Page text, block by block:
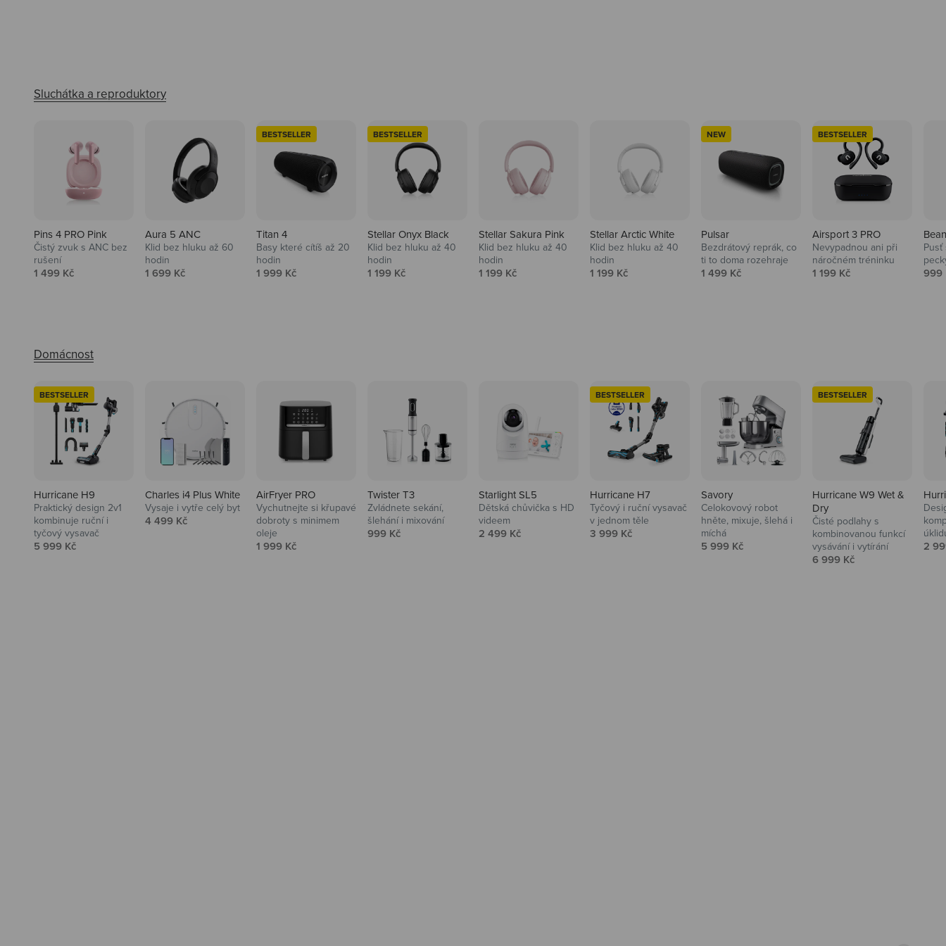
Pins 4 PRO Pink
Čistý zvuk s ANC bez
rušení
Prodejní cena
1 499 Kč
Aura 5 ANC
Klid bez hluku až 60
hodin
Prodejní cena
1 699 Kč
BESTSELLER
Titan 4
Basy které cítíš až 20
hodin
Prodejní cena
1 999 Kč
BESTSELLER
Stellar Onyx Black
Klid bez hluku až 40
hodin
Prodejní cena
1 199 Kč
Stellar Sakura Pink
Klid bez hluku až 40
hodin
Prodejní cena
1 199 Kč
Stellar Arctic White
Klid bez hluku až 40
hodin
Prodejní cena
1 199 Kč
NEW
Pulsar
Bezdrátový reprák, co
ti to doma rozehraje
Prodejní cena
1 499 Kč
BESTSELLER
Airsport 3 PRO
Nevypadnou ani při
náročném tréninku
Prodejní cena
1 199 Kč 999
BESTSELLER
Hurricane H9
Praktický design 2v1
kombinuje ruční i
tyčový vysavač
Prodejní cena
5 999 Kč
Charles i4 Plus White
Vysaje i vytře celý byt
Prodejní cena
4 499 Kč
AirFryer PRO
Vychutnejte si křupavé
dobroty s minimem
oleje
Prodejní cena
1 999 Kč
Twister T3
Zvládnete sekání,
šlehání i mixování
Prodejní cena
999 Kč
Starlight SL5
Dětská chůvička s HD
videem
Prodejní cena
2 499 Kč
BESTSELLER
Hurricane H7
Tyčový i ruční vysavač
v jednom těle
Prodejní cena
3 999 Kč
Savory
Celokovový robot
hněte, mixuje, šlehá i
míchá
Prodejní cena
5 999 Kč
BESTSELLER
Hurricane W9 Wet &
Dry
Čisté podlahy s
kombinovanou funkcí
vysávání i vytírání
Prodejní cena
6 999 Kč
2
Audio
Niceboy sluchátka a repráky ti
padnou do noty.
Domácnost
Vysavače, parťáci do kuchyně i